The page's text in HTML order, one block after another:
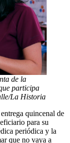
de la
participa
La Historia
quincenal de
para su
periódica y la
que no vaya a